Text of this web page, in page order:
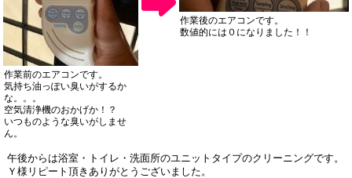
作業前のエアコンです。
気持ち油っぽい臭いがするか
な。。。
空気清浄機のおかげか！？
いつものような臭いがしませ
ん。
作業後のエアコンです。
数値的には０になりました！！
午後からは浴室・トイレ・洗面所のユニットタイプのクリーニングです。
Ｙ様リピート頂きありがとうございました。